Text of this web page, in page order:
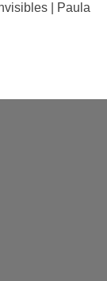
actual | Paula